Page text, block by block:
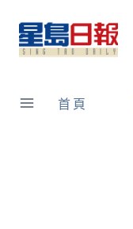
content
首頁